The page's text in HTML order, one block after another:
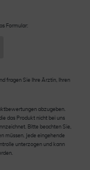
Formular:
fragen Sie Ihre Ärztin, Ihren
abzugeben.
das Produkt nicht bei uns
Bitte beachten Sie,
müssen. Jede eingehende
unterzogen und kann